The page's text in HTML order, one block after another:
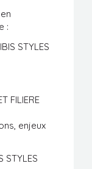
:
STYLES
FILIERE
enjeux
STYLES